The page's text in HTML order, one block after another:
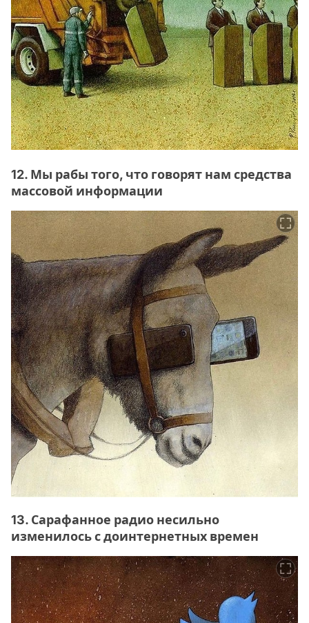
12. Мы рабы того, что говорят нам средства
массовой информации
13. Сарафанное радио несильно
изменилось с доинтернетных времен